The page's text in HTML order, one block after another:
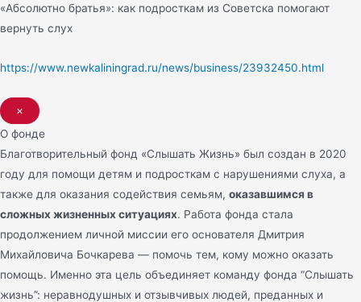
«Абсолютно братья»: как подросткам из Советска помогают
вернуть слух
https://www.newkaliningrad.ru/news/business/23932450.html
×
О фонде
Благотворительный фонд «Слышать Жизнь» был создан в 2020
году для помощи детям и подросткам с нарушениями слуха, а
также для оказания содействия семьям, оказавшимся в
сложных жизненных ситуациях. Работа фонда стала
продолжением личной миссии его основателя Дмитрия
Михайловича Бочкарева — помочь тем, кому можно оказать
помощь. Именно эта цель объединяет команду фонда “Слышать
жизнь”: неравнодушных и отзывчивых людей, преданных и